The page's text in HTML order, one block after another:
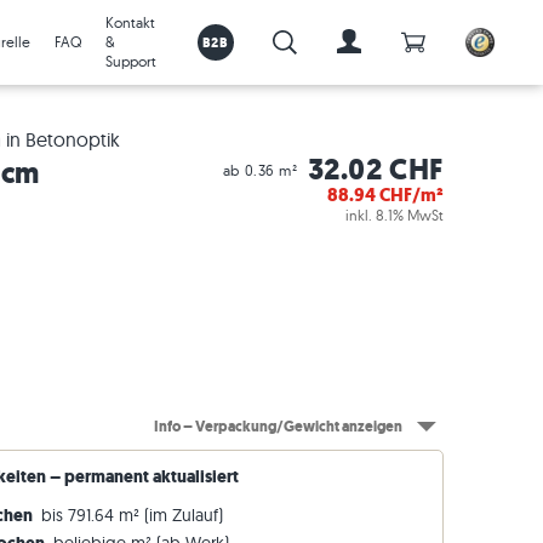
Pflege- und Verlegezubehör
Sandstein-Rasenkanten
Travertin-Rasenkanten
Kalkstein-Rasenkanten
Mehr Infos zum Visualizer
Terrassenplatten
Gartenbau
Videos
FAQ
Kontakt
&
Support
B2B Suche: Anzahl
in Betonoptik
ab 0.36 m² 32.02 CHF
88.94CHF/m²
inkl. 8.1% MwSt
Info – Verpackung/Gewicht anzeigen
– permanent aktualisiert
bis 791.64 m² (im Zulauf)